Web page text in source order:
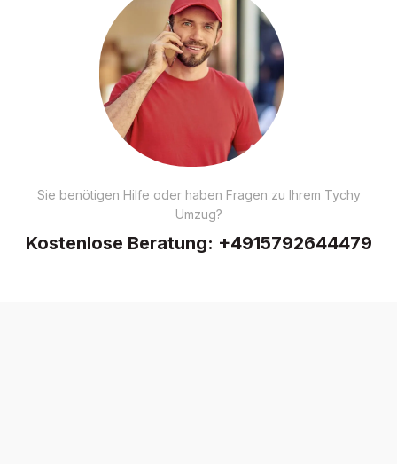
Sie benötigen Hilfe oder haben Fragen zu Ihrem Tychy
Umzug?
Kostenlose Beratung: +4915792644479